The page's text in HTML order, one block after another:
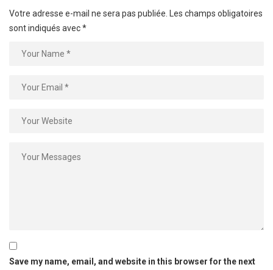
Votre adresse e-mail ne sera pas publiée. Les champs obligatoires
sont indiqués avec*
Save my name, email, and website in this browser for the next